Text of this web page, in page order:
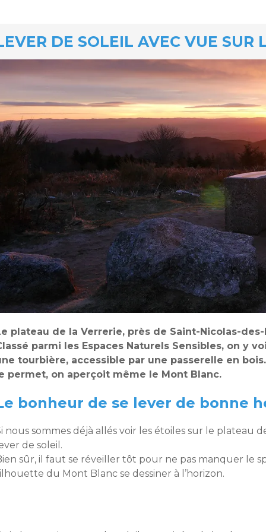
DE SOLEIL AVEC VUE SUR
plateau de la Verrerie, près de Saint-Nicolas-
parmi les Espaces Naturels Sensibles, on y
tourbière, accessible par une passerelle en
permet, on aperçoit même le Mont Blanc.
bonheur de se lever de bonne
nous sommes déjà allés voir les étoiles sur le plateau
de soleil.
sûr, il faut se réveiller tôt pour ne pas manquer le
du Mont Blanc se dessiner à l’horizon.